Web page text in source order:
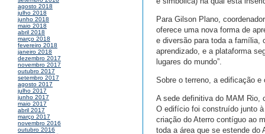
agosto 2018
julho 2018
junho 2018
maio 2018
abril 2018
março 2018
fevereiro 2018
janeiro 2018
dezembro 2017
novembro 2017
outubro 2017
setembro 2017
agosto 2017
julho 2017
junho 2017
maio 2017
abril 2017
março 2017
novembro 2016
outubro 2016
Para Gilson Plano,
oferece uma nova forma de
e diversão para toda a família,
aprendizado, e a plataforma
lugares do mundo”.
Sobre o terreno, a edificação
A sede definitiva do MAM Rio,
O edifício foi construído junto
criação do Aterro contíguo ao
toda a área que se estende do